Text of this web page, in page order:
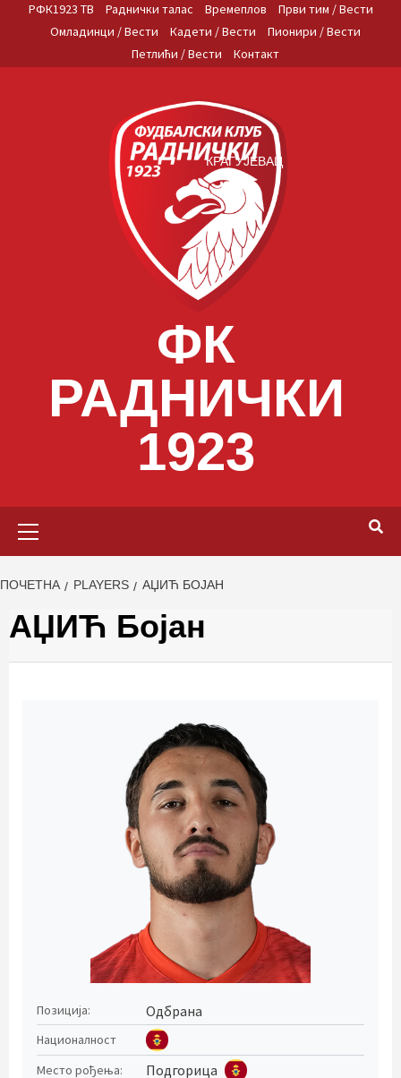
РФК1923 ТВ Раднички талас Времеплов
Први тим / Вести
Омладинци / Вести
Кадети / Вести
Пионири / Вести
Петлићи / Вести
Контакт
ФК
РАДНИЧКИ
1923
КРАГУЈЕВАЦ
ПОЧЕТНА PLAYERS АЏИЋ БОЈАН
АЏИЋ Бојан
Позиција: Одбрана
Националност
Место рођења:
Подгорица